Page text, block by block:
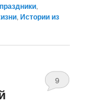
,
,Истории из
9